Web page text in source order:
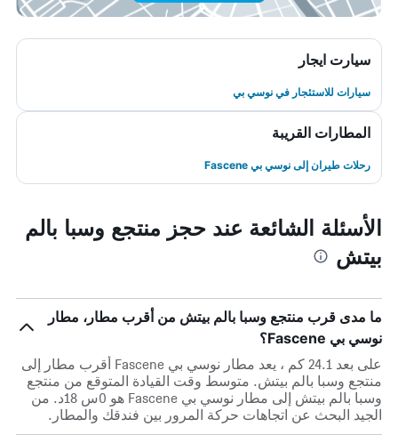
سيارت ايجار
سيارات للاستئجار في نوسي بي
المطارات القريبة
رحلات طيران إلى نوسي بي Fascene
الأسئلة الشائعة عند حجز منتجع وسبا بالم
بيتش
ما مدى قرب منتجع وسبا بالم بيتش من أقرب مطار، مطار
نوسي بي Fascene؟
على بعد 24.1 كم ، يعد مطار نوسي بي Fascene أقرب مطار إلى
منتجع وسبا بالم بيتش. متوسط وقت القيادة المتوقع من منتجع
وسبا بالم بيتش إلى مطار نوسي بي Fascene هو 0س 18د. من
الجيد البحث عن اتجاهات حركة المرور بين فندقك والمطار.